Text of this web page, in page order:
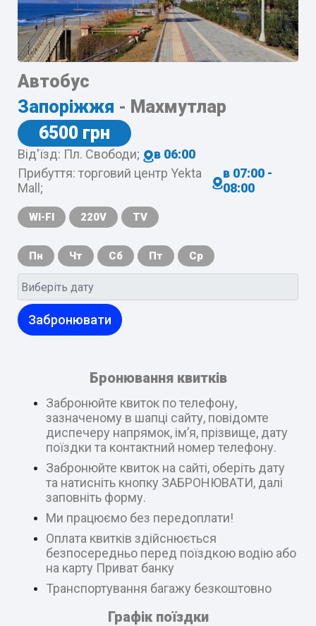
Автобус
Запоріжжя - Махмутлар
6500 грн
Від'їзд: Пл. Свободи;
в 06:00
Прибуття: торговий центр Yekta
Mall;
в 07:00 -
08:00
WI-FI 220V TV
Пн Чт Сб Пт Ср
Забронювати
Бронювання квитків
Забронюйте квиток по телефону,
зазначеному в шапці сайту, повідомте
диспечеру напрямок, ім’я, прізвище, дату
поїздки та контактний номер телефону.
Забронюйте квиток на сайті, оберіть дату
та натисніть кнопку ЗАБРОНЮВАТИ, далі
заповніть форму.
Ми працюємо без передоплати!
Оплата квитків здійснюється
безпосередньо перед поїздкою водію або
на карту Приват банку
Транспортування багажу безкоштовно
Графік поїздки